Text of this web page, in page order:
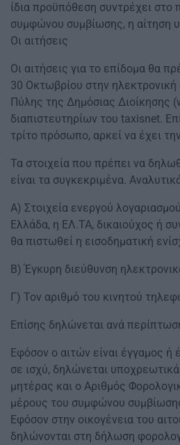
ίδια προϋπόθεση συντρέχει
συμφώνου συμβίωσης, η αίτηση
Οι αιτήσεις
Οι αιτήσεις για το επίδομα θα
30 Οκτωβρίου στην
Πύλης της Δημόσιας Διοίκησης
διαπιστευτηρίων του taxisnet.
τρίτο πρόσωπο, αρκεί να έχει
Τα στοιχεία που πρέπει να
είναι τα συγκεκριμένα.
Α) Στοιχεία ενεργού
Ελλάδα, η ΕΛ.ΤΑ, δικαιούχος ή
θα πιστωθεί η εισοδηματική
Β) Έγκυρη διεύθυνση
Γ) Τον αριθμό του κινητού
Επίσης δηλώνεται ανά
Εφόσον ο αιτών είναι έγγαμος
σε ισχύ, δηλώνεται
μητέρας και ο Αριθμός
μέρους του συμφώνου
Εφόσον στην οικογένεια του
δηλώνονται στη δήλωση